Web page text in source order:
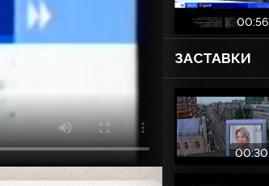
00:56
ЗАСТАВКИ
00:30